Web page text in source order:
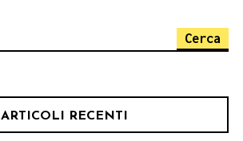
ARTICOLI RECENTI